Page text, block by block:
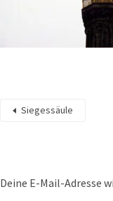
Siegessäule
Deine E-Mail-Adresse